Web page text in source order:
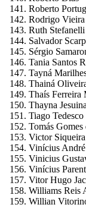
Roberto
Rodrigo Vieira
Ruth
Salvador
Sérgio
Tania Santos
Tayná
Thainá
Thaís Ferreira
Thayna
Tiago Tedesco
Tomás
Victor Siqueira
Vinícius André
Vinicius
Vinícius
Vitor Hugo
Williams Reis
Willian